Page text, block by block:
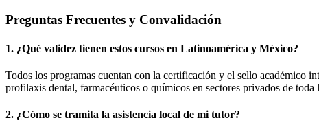
Preguntas Frecuentes y Convalidación
1. ¿Qué validez tienen estos cursos en Latinoamérica y México?
Todos los programas cuentan con la certificación y el sello académico
profilaxis dental, farmacéuticos o químicos en sectores privados de toda
2. ¿Cómo se tramita la asistencia local de mi tutor?